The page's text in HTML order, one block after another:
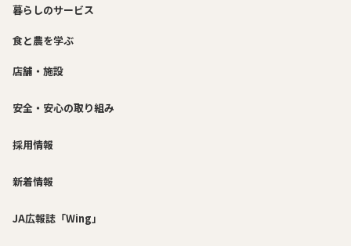
暮らしのサービス
食と農を学ぶ
店舗・施設
安全・安心の取り組み
採用情報
新着情報
JA広報誌「Wing」